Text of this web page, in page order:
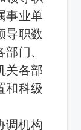
事业单
导职数
门、
关各部
和科级
调机构